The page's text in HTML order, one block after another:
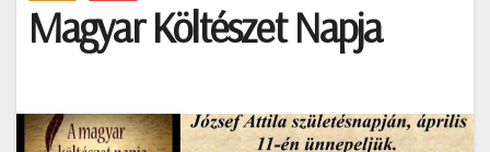
Magyar Költészet Napja